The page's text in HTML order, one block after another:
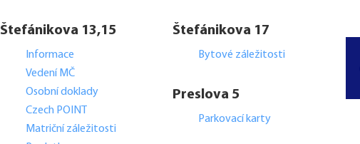
Štefánikova 13,15
Informace
Vedení MČ
Osobní doklady
Czech POINT
Matriční záležitosti
Štefánikova 17
Bytové záležitosti
Preslova 5
Parkovací karty